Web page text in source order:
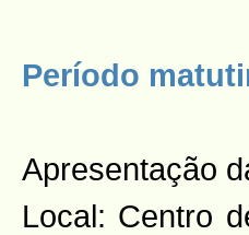
Período
Apresentação
Local: Centro